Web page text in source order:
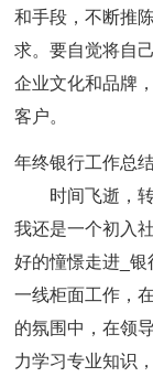
和手段，不断推
求。要自觉将自
企业文化和品牌
客户。
年终银行工作总
时间飞逝，
我还是一个初入
好的憧憬走进_
一线柜面工作，
的氛围中，在领
力学习专业知识